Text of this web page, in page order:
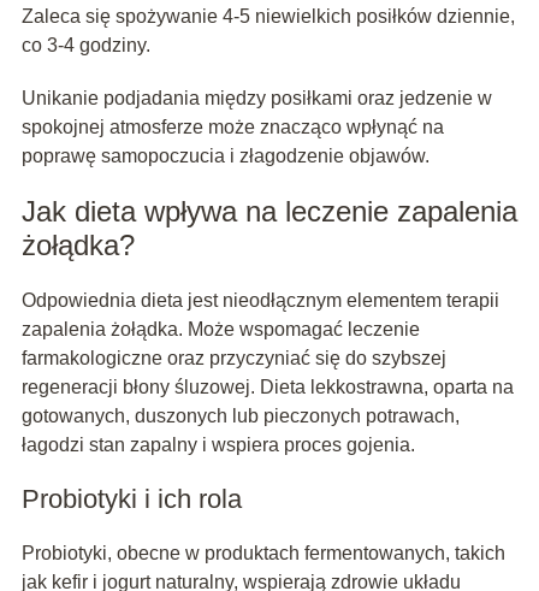
Zaleca się spożywanie 4-5 niewielkich posiłków dziennie,
co 3-4 godziny.
Unikanie podjadania między posiłkami oraz jedzenie w
spokojnej atmosferze może znacząco wpłynąć na
poprawę samopoczucia i złagodzenie objawów.
Jak dieta wpływa na leczenie zapalenia
żołądka?
Odpowiednia dieta jest nieodłącznym elementem terapii
zapalenia żołądka. Może wspomagać leczenie
farmakologiczne oraz przyczyniać się do szybszej
regeneracji błony śluzowej. Dieta lekkostrawna, oparta na
gotowanych, duszonych lub pieczonych potrawach,
łagodzi stan zapalny i wspiera proces gojenia.
Probiotyki i ich rola
Probiotyki, obecne w produktach fermentowanych, takich
jak kefir i jogurt naturalny, wspierają zdrowie układu